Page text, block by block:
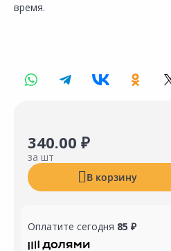
время.
340.00 ₽
за шт
В корзину
Оплатите сегодня 85 ₽